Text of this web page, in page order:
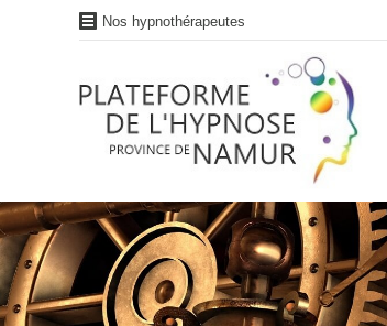
Nos hypnothérapeutes